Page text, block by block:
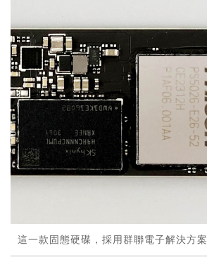
這一款固態硬碟，採用群聯電子解決方案